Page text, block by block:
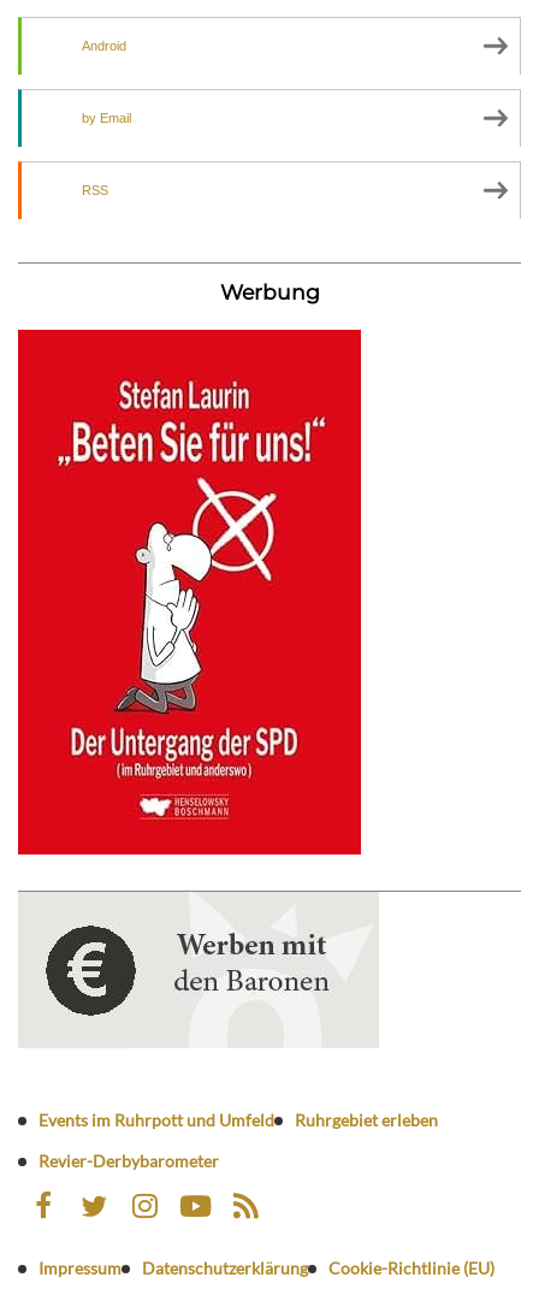
Android
by Email
RSS
Werbung
Events im Ruhrpott und Umfeld
Ruhrgebiet erleben
Revier-Derbybarometer
Impressum Datenschutzerklärung Cookie-Richtlinie (EU)